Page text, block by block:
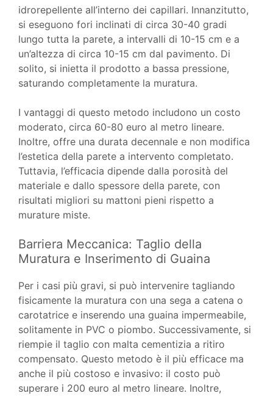
idrorepellente all’interno dei capillari. Innanzitutto,
si eseguono fori inclinati di circa 30-40 gradi
lungo tutta la parete, a intervalli di 10-15 cm e a
un’altezza di circa 10-15 cm dal pavimento. Di
solito, si inietta il prodotto a bassa pressione,
saturando completamente la muratura.
I vantaggi di questo metodo includono un costo
moderato, circa 60-80 euro al metro lineare.
Inoltre, offre una durata decennale e non modifica
l’estetica della parete a intervento completato.
Tuttavia, l’efficacia dipende dalla porosità del
materiale e dallo spessore della parete, con
risultati migliori su mattoni pieni rispetto a
murature miste.
Barriera Meccanica: Taglio della
Muratura e Inserimento di Guaina
Per i casi più gravi, si può intervenire tagliando
fisicamente la muratura con una sega a catena o
carotatrice e inserendo una guaina impermeabile,
solitamente in PVC o piombo. Successivamente, si
riempie il taglio con malta cementizia a ritiro
compensato. Questo metodo è il più efficace ma
anche il più costoso e invasivo: il costo può
superare i 200 euro al metro lineare. Inoltre,